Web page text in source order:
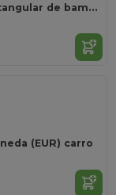
ANGLEBOO Llavero rectangular de bambú
(EUR) carro